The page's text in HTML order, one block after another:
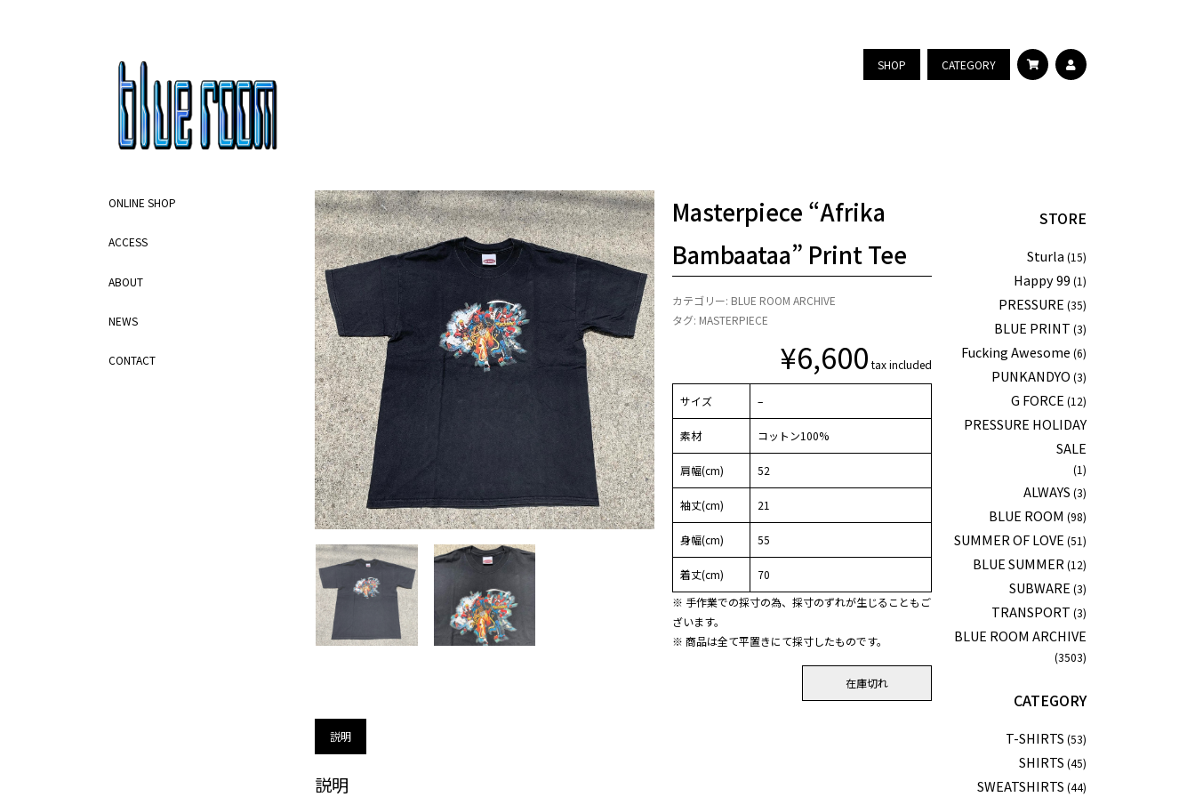
ONLINE SHOP
ACCESS
ABOUT
NEWS
CONTACT
SHOP CATEGORY
Masterpiece “Afrika
Bambaataa” Print Tee
カテゴリー: BLUE ROOM ARCHIVE
タグ: MASTERPIECE
¥6,600 tax included
サイズ –
素材 コットン100%
肩幅(cm) 52
袖丈(cm) 21
身幅(cm) 55
着丈(cm)
70
※ 手作業での採寸の為、採寸のずれが生じることもご
ざいます。
※ 商品は全て平置きにて採寸したものです。
在庫切れ
説明
説明
STORE
Sturla (15)
Happy 99 (1)
PRESSURE (35)
BLUE PRINT (3)
Fucking Awesome (6)
PUNKANDYO (3)
G FORCE (12)
PRESSURE HOLIDAY
SALE
(1)
ALWAYS (3)
BLUE ROOM (98)
SUMMER OF LOVE (51)
BLUE SUMMER (12)
SUBWARE (3)
TRANSPORT (3)
BLUE ROOM ARCHIVE
(3503)
CATEGORY
T-SHIRTS (53)
SHIRTS (45)
SWEATSHIRTS (44)